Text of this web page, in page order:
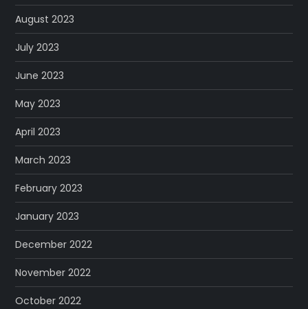
August 2023
July 2023
June 2023
May 2023
April 2023
March 2023
February 2023
January 2023
December 2022
November 2022
October 2022